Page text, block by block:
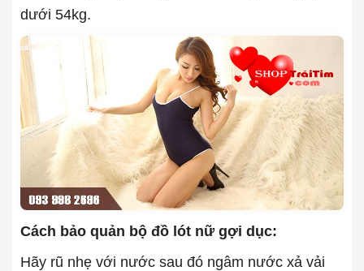
dưới 54kg.
Cách bảo quản bộ đồ lót nữ gợi dục:
Hãy rũ nhẹ với nước sau đó ngâm nước xả vải